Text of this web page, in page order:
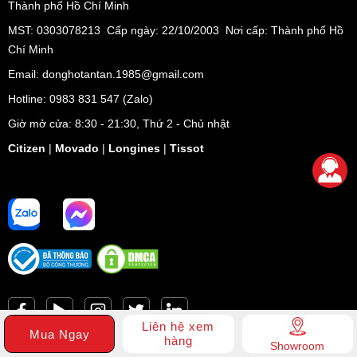
Dây đeo của đồng hồ Bulova 96B321
Mua Ngay
Liên hệ xem
hàng
Showroom
Thành phố Hồ Chí Minh
MST: 0303078213 Cấp ngày: 22/10/2003 Nơi cấp: Thành phố Hồ
Chí Minh
Email: donghotantan.1985@gmail.com
Hotline: 0983 831 547 (Zalo)
Giờ mở cửa: 8:30 - 21:30, Thứ 2 - Chủ nhật
Citizen | Movado | Longines | Tissot